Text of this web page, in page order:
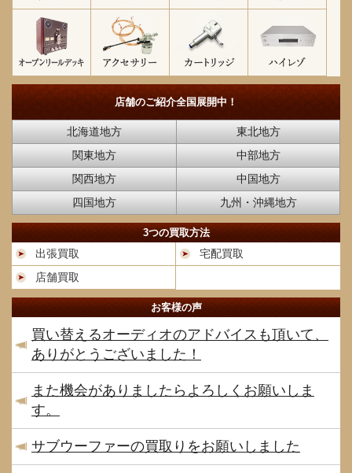
店舗のご紹介全国展開中！
北海道地方
東北地方
関東地方
中部地方
関西地方
中国地方
四国地方
九州・沖縄地方
3つの買取方法
出張買取
宅配買取
店舗買取
お客様の声
買い替えるオーディオのアドバイスも頂いて、
ありがとうございました！
また機会がありましたらよろしくお願いしま
す。
サブウーファーの買取りをお願いしました